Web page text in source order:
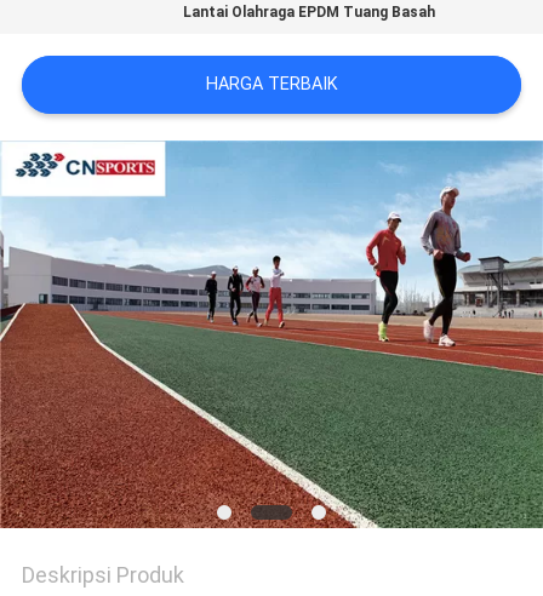
POLICY
Lantai Olahraga EPDM Tuang Basah
HARGA TERBAIK
Deskripsi Produk